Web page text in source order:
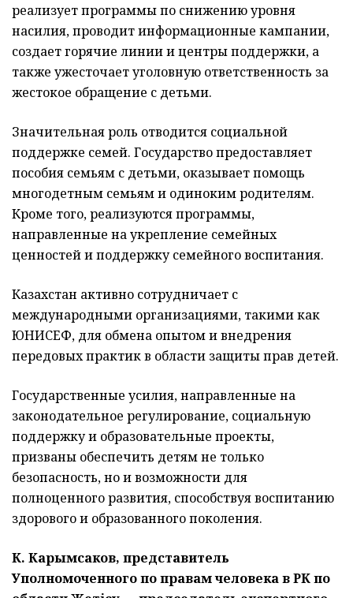
реализует программы по снижению уровня
насилия, проводит информационные кампании,
создает горячие линии и центры поддержки, а
также ужесточает уголовную ответственность за
жестокое обращение с детьми.
Значительная роль отводится социальной
поддержке семей. Государство предоставляет
пособия семьям с детьми, оказывает помощь
многодетным семьям и одиноким родителям.
Кроме того, реализуются программы,
направленные на укрепление семейных
ценностей и поддержку семейного воспитания.
Казахстан активно сотрудничает с
международными организациями, такими как
ЮНИСЕФ, для обмена опытом и внедрения
передовых практик в области защиты прав детей.
Государственные усилия, направленные на
законодательное регулирование, социальную
поддержку и образовательные проекты,
призваны обеспечить детям не только
безопасность, но и возможности для
полноценного развития, способствуя воспитанию
здорового и образованного поколения.
К. Карымсаков, представитель
Уполномоченного по правам человека в РК по